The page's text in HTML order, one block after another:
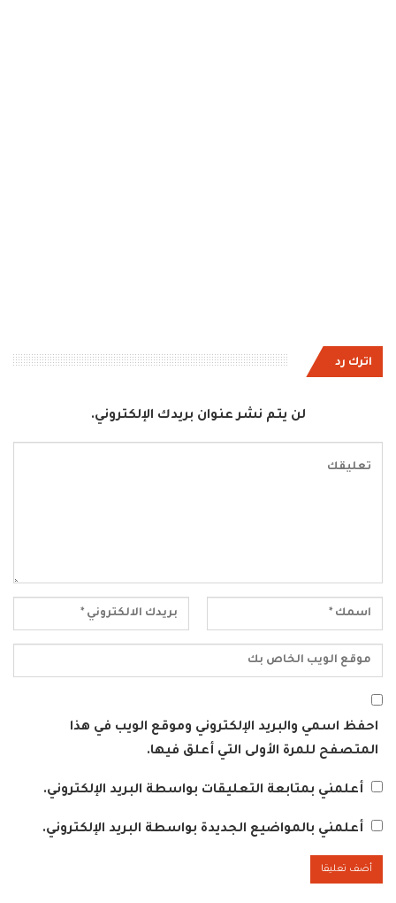
اترك رد
لن يتم نشر عنوان بريدك الإلكتروني.
احفظ اسمي والبريد الإلكتروني وموقع الويب في هذا
المتصفح للمرة الأولى التي أعلق فيها.
أعلمني بمتابعة التعليقات بواسطة البريد الإلكتروني.
أعلمني بالمواضيع الجديدة بواسطة البريد الإلكتروني.